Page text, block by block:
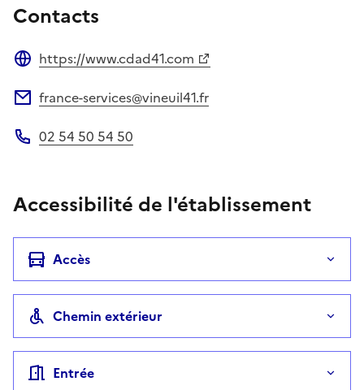
Contacts
https://www.cdad41.com
france-services@vineuil41.fr
02 54 50 54 50
Accessibilité de l'établissement
Accès
Chemin extérieur
Entrée